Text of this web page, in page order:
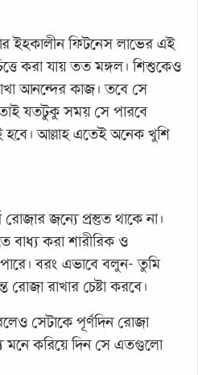
ইহকালীন ফিটনেস লাভের এই
করা যায় তত মঙ্গল। শিশুকেও
আনন্দের কাজ। তবে সে
যতটুকু সময় সে পারবে
আল্লাহ এতেই অনেক খুশি
জন্যে প্রস্তুত থাকে না।
বাধ্য করা শারীরিক ও
বরং এভাবে বলুন- তুমি
রাখার চেষ্টা করবে।
সেটাকে পূর্ণদিন রোজা
মনে করিয়ে দিন সে এতগুলো